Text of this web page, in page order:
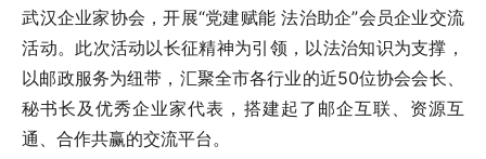
武汉企业家协会，开展“党建赋能 法治助企”会员企业交流
活动。此次活动以长征精神为引领，以法治知识为支撑，
以邮政服务为纽带，汇聚全市各行业的近50位协会会长、
秘书长及优秀企业家代表，搭建起了邮企互联、资源互
通、合作共赢的交流平台。